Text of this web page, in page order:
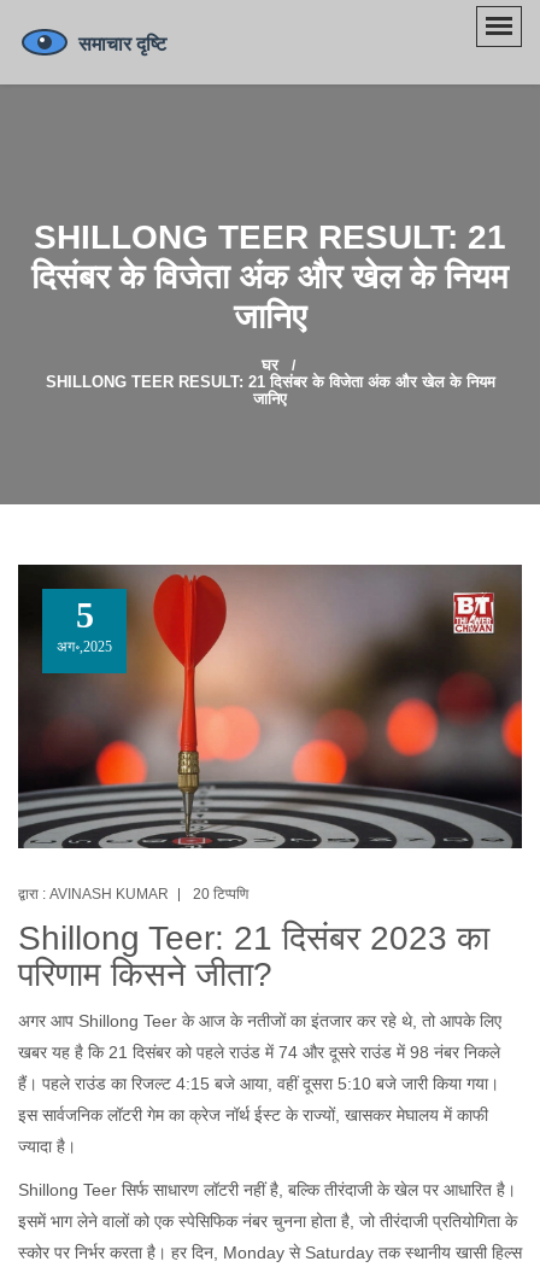
SHILLONG TEER RESULT: 21
दिसंबर के विजेता अंक और खेल के नियम
जानिए
घर
SHILLONG TEER RESULT: 21 दिसंबर के विजेता अंक और खेल के नियम
जानिए
5
अग॰,2025
द्वारा : AVINASH KUMAR 20 टिप्पणि
Shillong Teer: 21 दिसंबर 2023 का
परिणाम किसने जीता?
अगर आप Shillong Teer के आज के नतीजों का इंतजार कर रहे थे, तो आपके लिए
खबर यह है कि 21 दिसंबर को पहले राउंड में 74 और दूसरे राउंड में 98 नंबर निकले
हैं। पहले राउंड का रिजल्ट 4:15 बजे आया, वहीं दूसरा 5:10 बजे जारी किया गया।
इस सार्वजनिक लॉटरी गेम का क्रेज नॉर्थ ईस्ट के राज्यों, खासकर मेघालय में काफी
ज्यादा है।
Shillong Teer सिर्फ साधारण लॉटरी नहीं है, बल्कि तीरंदाजी के खेल पर आधारित है।
इसमें भाग लेने वालों को एक स्पेसिफिक नंबर चुनना होता है, जो तीरंदाजी प्रतियोगिता के
स्कोर पर निर्भर करता है। हर दिन, Monday से Saturday तक स्थानीय खासी हिल्स